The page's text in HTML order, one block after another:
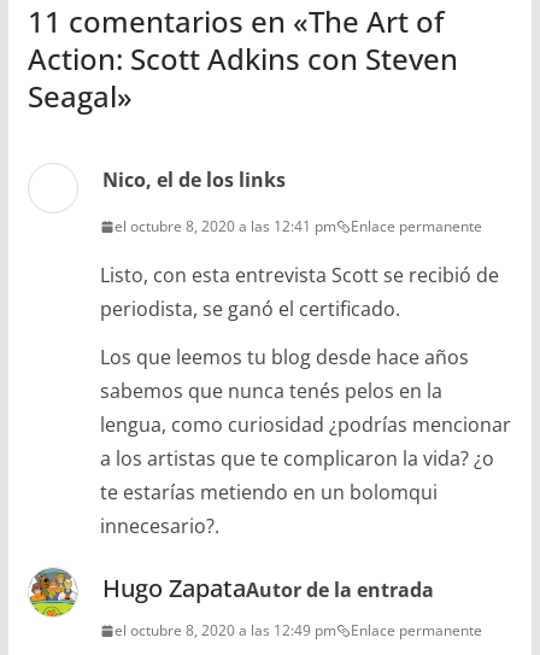
11 comentarios en «The Art of
Action: Scott Adkins con Steven
Seagal»
Nico, el de los links
el octubre 8, 2020 a las 12:41 pm Enlace permanente
Listo, con esta entrevista Scott se recibió de
periodista, se ganó el certificado.
Los que leemos tu blog desde hace años
sabemos que nunca tenés pelos en la
lengua, como curiosidad ¿podrías mencionar
a los artistas que te complicaron la vida? ¿o
te estarías metiendo en un bolomqui
innecesario?.
Hugo ZapataAutor de la entrada
el octubre 8, 2020 a las 12:49 pm Enlace permanente